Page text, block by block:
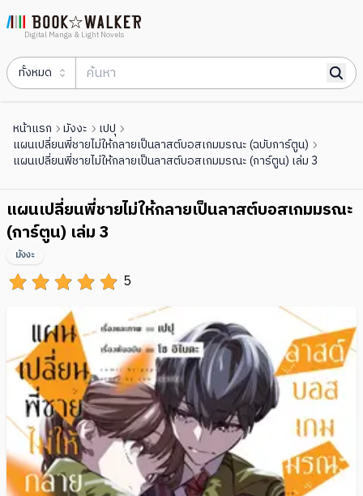
Digital Manga & Light Novels
ทั้งหมด
หน้าแรก มังงะ
เปปุ
แผนเปลี่ยนพี่ชายไม่ให้กลายเป็นลาสต์บอสเกมมรณะ (ฉบับการ์ตูน)
แผนเปลี่ยนพี่ชายไม่ให้กลายเป็นลาสต์บอสเกมมรณะ (การ์ตูน) เล่ม 3
แผนเปลี่ยนพี่ชายไม่ให้กลายเป็นลาสต์บอสเกมมรณะ
(การ์ตูน) เล่ม 3
5
มังงะ